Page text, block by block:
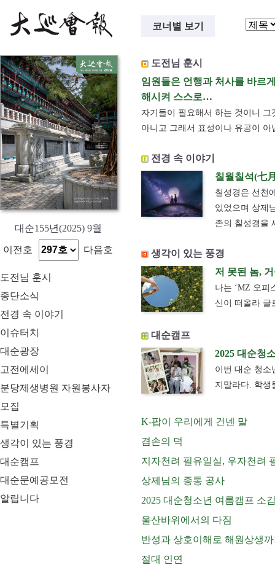
코너별 보기
대순155년(2025) 9월
이전호 다음호
도전님 훈시
종단소식
전경 속 이야기
이슈터치
대순광장
고전에세이
분당제생병원 자원봉사자
모집
특별기획
생각이 있는 풍경
대순캠프
대순문예공모전
알립니다
도전님 훈시
임원들은 언행과 처사를 바르
해시켜 스스로…
자기들이 필요해서 하는 것이니
아니고 그래서 표성이나 유공이 아
전경 속 이야기
칠월칠석(七
칠성경은 선천
있었으며 상제
존의 칠성경을
생각이 있는 풍경
저 못된 놈,
나는 ‘MZ 오피
신이 떠올라 글
대순캠프
2025 대순청
이번 대순 청소
지말라다. 학생
K-팝이 우리에게 건넨 말
겸손의 덕
지자천려 필유일실, 우자천려
상제님의 종통 공사
2025 대순청소년 여름캠프 소
울산바위에서의 다짐
반성과 상호이해로 해원상생
절대 인연